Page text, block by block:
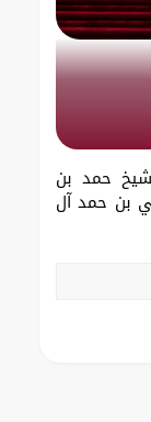
حمد بن
بن حمد آل